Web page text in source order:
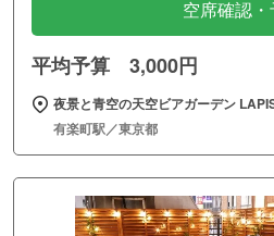
空席確認・
平均予算 3,000円
夜景と青空の天空ビアガーデン
有楽町駅／東京都